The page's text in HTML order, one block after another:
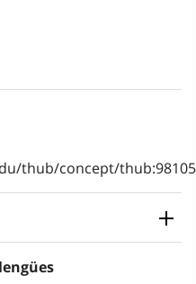
thub/concept/